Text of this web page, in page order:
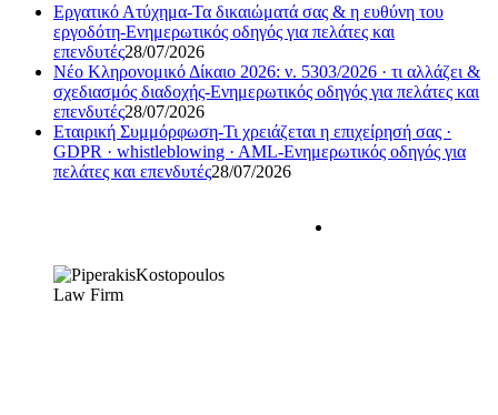
Εργατικό Ατύχημα-Τα δικαιώματά σας & η ευθύνη του
εργοδότη-Ενημερωτικός οδηγός για πελάτες και
επενδυτές28/07/2026
Νέο Κληρονομικό Δίκαιο 2026: ν. 5303/2026 · τι αλλάζει &
σχεδιασμός διαδοχής-Ενημερωτικός οδηγός για πελάτες και
επενδυτές28/07/2026
Εταιρική Συμμόρφωση-Τι χρειάζεται η επιχείρησή σας ·
GDPR · whistleblowing · AML-Ενημερωτικός οδηγός για
πελάτες και επενδυτές28/07/2026